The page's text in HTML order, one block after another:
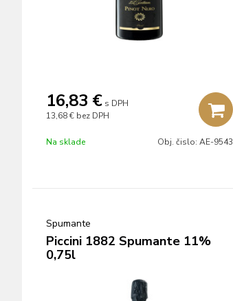
16,83 € s DPH
13,68 € bez DPH
Na sklade Obj. čislo: AE-9543
Spumante
Piccini 1882 Spumante 11%
0,75l